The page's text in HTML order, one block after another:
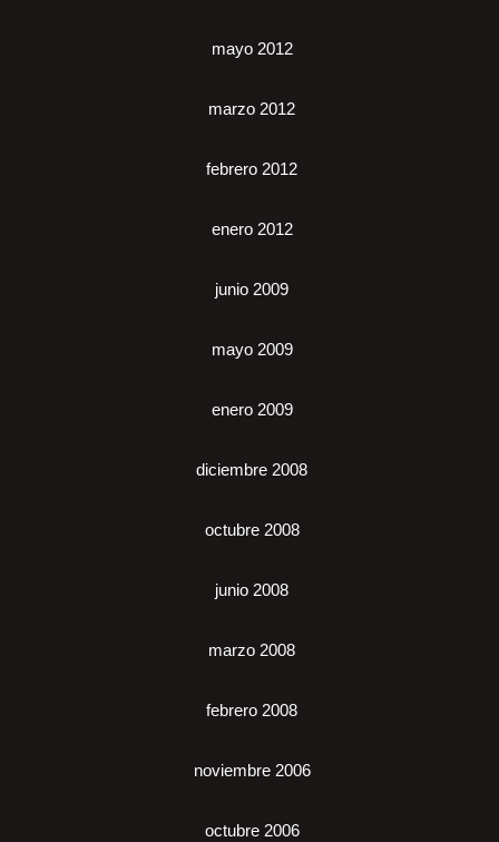
mayo 2012
marzo 2012
febrero 2012
enero 2012
junio 2009
mayo 2009
enero 2009
diciembre 2008
octubre 2008
junio 2008
marzo 2008
febrero 2008
noviembre 2006
octubre 2006